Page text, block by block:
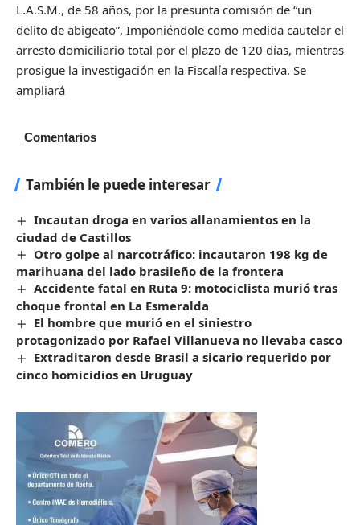
L.A.S.M., de 58 años, por la presunta comisión de “un
delito de abigeato”, Imponiéndole como medida cautelar el
arresto domiciliario total por el plazo de 120 días, mientras
prosigue la investigación en la Fiscalía respectiva. Se
ampliará
Comentarios
También le puede interesar
Incautan droga en varios allanamientos en la
ciudad de Castillos
Otro golpe al narcotráfico: incautaron 198 kg de
marihuana del lado brasileño de la frontera
Accidente fatal en Ruta 9: motociclista murió tras
choque frontal en La Esmeralda
El hombre que murió en el siniestro
protagonizado por Rafael Villanueva no llevaba casco
Extraditaron desde Brasil a sicario requerido por
cinco homicidios en Uruguay